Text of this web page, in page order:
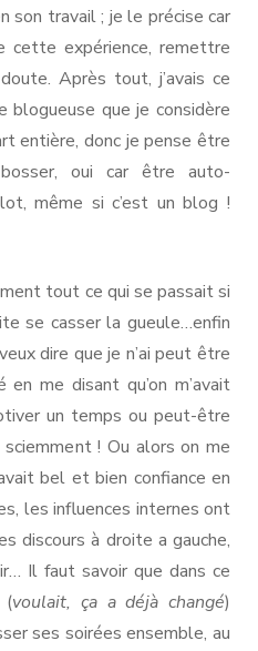
son travail ; je le précise car
cette expérience, remettre
Après tout, j’avais ce
que je considère
entière, donc je pense être
oui car être auto-
même si c’est un blog !
tout ce qui se passait si
se casser la gueule…enfin
dire que je n’ai peut être
me disant qu’on m’avait
un temps ou peut-être
sciemment ! Ou alors on me
bel et bien confiance en
les influences internes ont
discours à droite a gauche,
Il faut savoir que dans ce
(voulait, ça a déjà changé)
ses soirées ensemble, au